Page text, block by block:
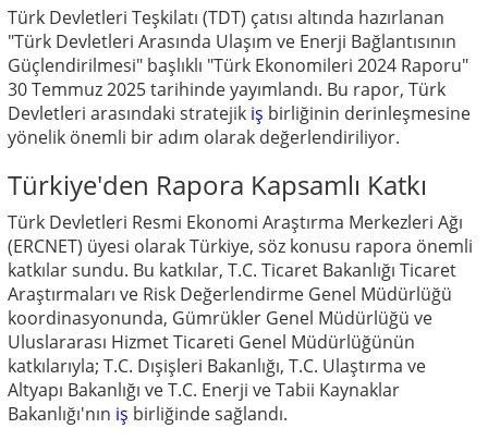
Türk Devletleri Teşkilatı (TDT) çatısı altında hazırlanan
"Türk Devletleri Arasında Ulaşım ve Enerji Bağlantısının
Güçlendirilmesi" başlıklı "Türk Ekonomileri 2024 Raporu"
30 Temmuz 2025 tarihinde yayımlandı. Bu rapor, Türk
Devletleri arasındaki stratejik iş birliğinin derinleşmesine
yönelik önemli bir adım olarak değerlendiriliyor.
Türkiye'den Rapora Kapsamlı Katkı
Türk Devletleri Resmi Ekonomi Araştırma Merkezleri Ağı
(ERCNET) üyesi olarak Türkiye, söz konusu rapora önemli
katkılar sundu. Bu katkılar, T.C. Ticaret Bakanlığı Ticaret
Araştırmaları ve Risk Değerlendirme Genel Müdürlüğü
koordinasyonunda, Gümrükler Genel Müdürlüğü ve
Uluslararası Hizmet Ticareti Genel Müdürlüğünün
katkılarıyla; T.C. Dışişleri Bakanlığı, T.C. Ulaştırma ve
Altyapı Bakanlığı ve T.C. Enerji ve Tabii Kaynaklar
Bakanlığı'nın iş birliğinde sağlandı.